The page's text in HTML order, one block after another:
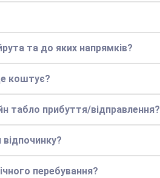
та до яких напрямків?
коштує?
табло прибуття/відправлення?
перебування?